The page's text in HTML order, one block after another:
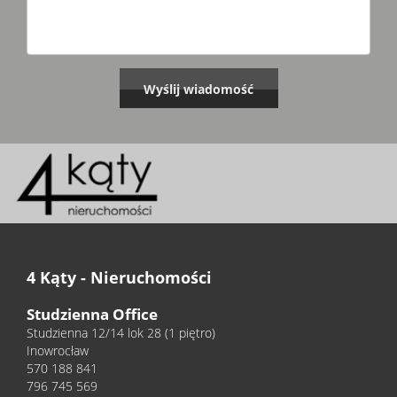
4 Kąty - Nieruchomości
Studzienna Office
Studzienna 12/14 lok 28 (1 piętro)
Inowrocław
570 188 841
796 745 569